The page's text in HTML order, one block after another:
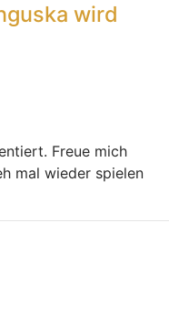
wird
Freue mich
mal wieder spielen